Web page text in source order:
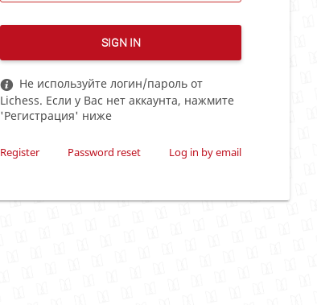
SIGN IN
Не используйте логин/пароль от
Lichess. Если у Вас нет аккаунта, нажмите
'Регистрация' ниже
Register Password reset Log in by email